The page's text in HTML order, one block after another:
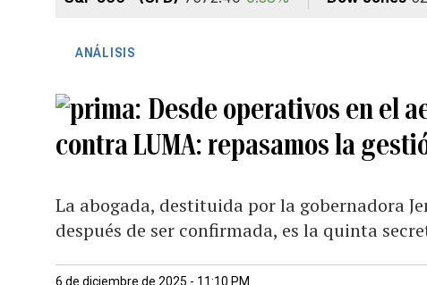
ANÁLISIS
Desde operativos en el
contra LUMA: repasamos la
La abogada, destituida por la gobernadora
después de ser confirmada, es la quinta
6 de diciembre de 2025 - 11:10 PM